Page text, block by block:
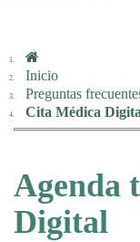
Inicio
Preguntas
Cita Médica
Agenda
Digital